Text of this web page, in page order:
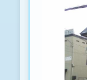
2026-
サン
申込
とうご